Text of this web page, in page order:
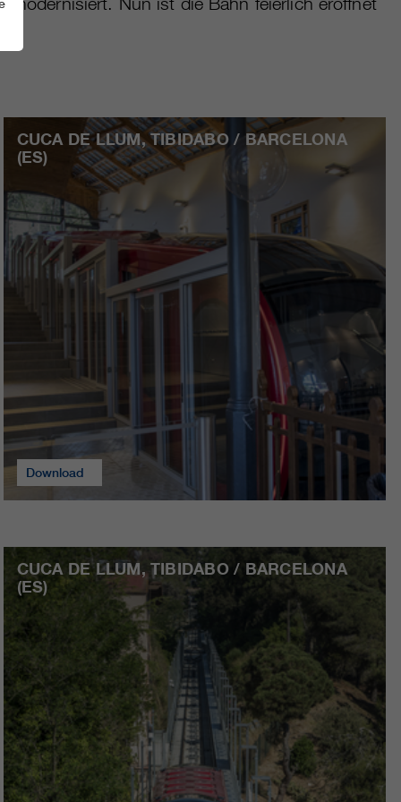
CUCA DE LLUM, TIBIDABO / BARCELONA
(ES)
Download
CUCA DE LLUM, TIBIDABO / BARCELONA
(ES)